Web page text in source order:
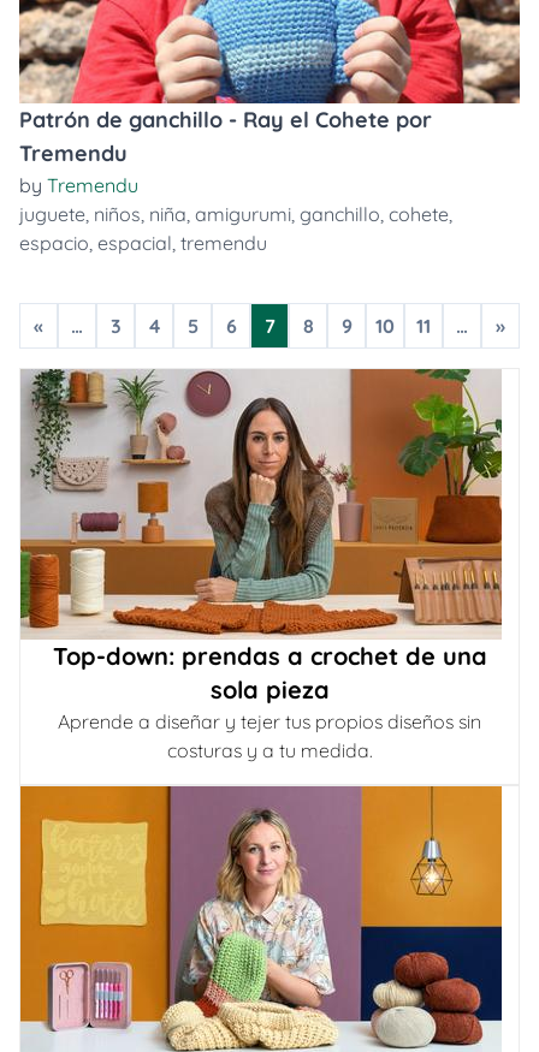
Patrón de ganchillo - Ray el Cohete por
Tremendu
by Tremendu
juguete, niños, niña, amigurumi, ganchillo, cohete,
espacio, espacial, tremendu
« … 3 4 5 6 7 8 9 10 11 … »
Top-down: prendas a crochet de una
sola pieza
Aprende a diseñar y tejer tus propios diseños sin
costuras y a tu medida.